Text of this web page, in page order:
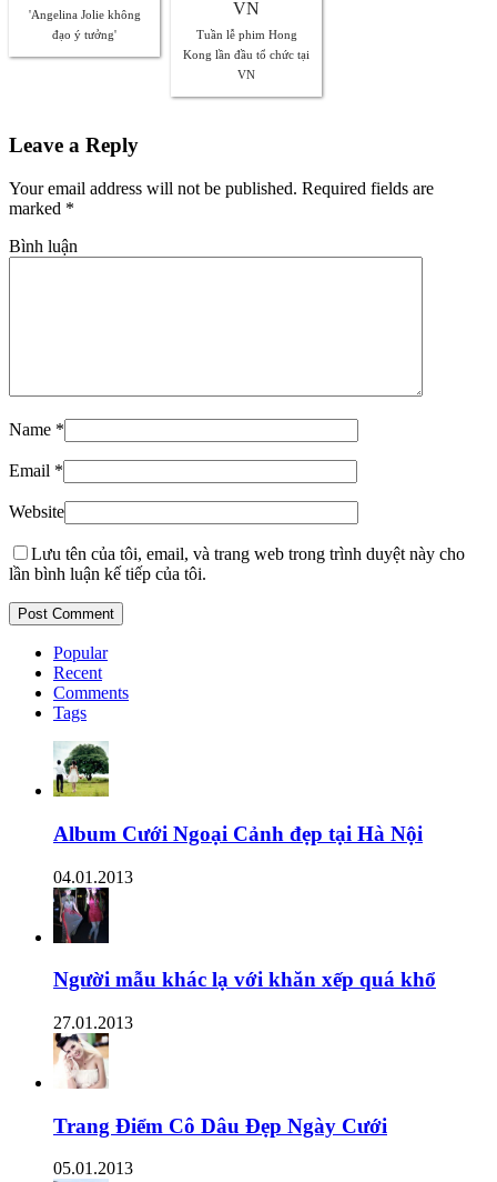
'Angelina Jolie không
đạo ý tưởng'
Tuần lễ phim Hong
Kong lần đầu tổ chức tại
VN
Leave a Reply
Your email address will not be published. Required fields are
marked *
Bình luận
Name *
Email *
Website
Lưu tên của tôi, email, và trang web trong trình duyệt này cho
lần bình luận kế tiếp của tôi.
Popular
Recent
Comments
Tags
Album Cưới Ngoại Cảnh đẹp tại Hà Nội
04.01.2013
Người mẫu khác lạ với khăn xếp quá khổ
27.01.2013
Trang Điểm Cô Dâu Đẹp Ngày Cưới
05.01.2013